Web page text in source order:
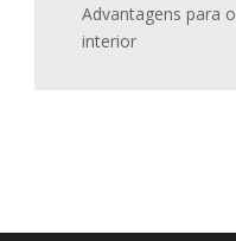
Advantagens para o
interior